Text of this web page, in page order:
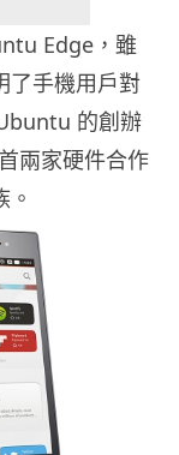
Edge，雖
了手機用戶對
的創辦
兩家硬件合作